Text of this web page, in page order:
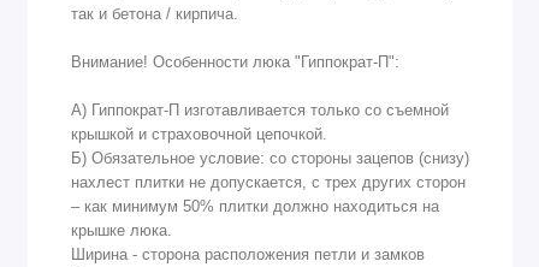
так и бетона / кирпича.
Внимание! Особенности люка "Гиппократ-П":
А) Гиппократ-П изготавливается только со съемной
крышкой и страховочной цепочкой.
Б) Обязательное условие: со стороны зацепов (снизу)
нахлест плитки не допускается, с трех других сторон
– как минимум 50% плитки должно находиться на
крышке люка.
Ширина - сторона расположения петли и замков